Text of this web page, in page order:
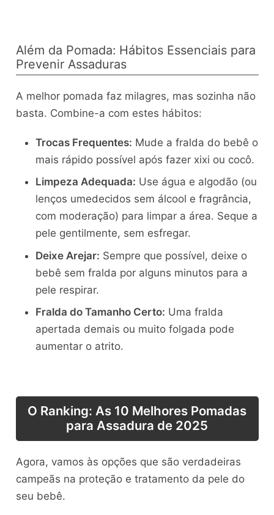
Além da Pomada: Hábitos Essenciais para
Prevenir Assaduras
A melhor pomada faz milagres, mas sozinha não
basta. Combine-a com estes hábitos:
Trocas Frequentes: Mude a fralda do bebê o
mais rápido possível após fazer xixi ou cocô.
Limpeza Adequada: Use água e algodão (ou
lenços umedecidos sem álcool e fragrância,
com moderação) para limpar a área. Seque a
pele gentilmente, sem esfregar.
Deixe Arejar: Sempre que possível, deixe o
bebê sem fralda por alguns minutos para a
pele respirar.
Fralda do Tamanho Certo: Uma fralda
apertada demais ou muito folgada pode
aumentar o atrito.
O Ranking: As 10 Melhores Pomadas
para Assadura de 2025
Agora, vamos às opções que são verdadeiras
campeãs na proteção e tratamento da pele do
seu bebê.